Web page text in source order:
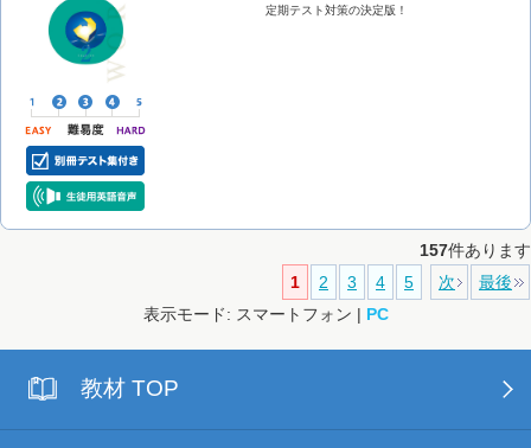
定期テスト対策の決定版！
157件あります
1
2 3 4 5 次
最後
表示モード: スマートフォン | PC
教材 TOP